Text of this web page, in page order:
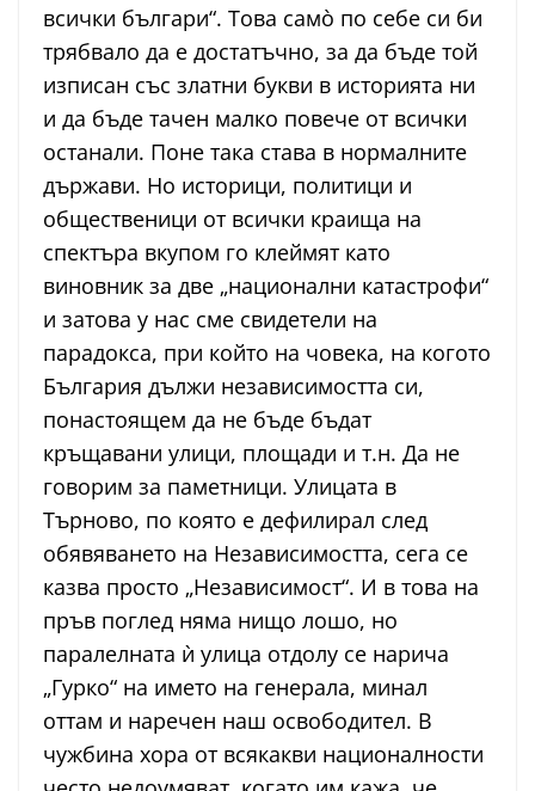
всички българи“. Това самò по себе си би
трябвало да е достатъчно, за да бъде той
изписан със златни букви в историята ни
и да бъде тачен малко повече от всички
останали. Поне така става в нормалните
държави. Но историци, политици и
общественици от всички краища на
спектъра вкупом го клеймят като
виновник за две „национални катастрофи“
и затова у нас сме свидетели на
парадокса, при който на човека, на когото
България дължи независимостта си,
понастоящем да не бъде бъдат
кръщавани улици, площади и т.н. Да не
говорим за паметници. Улицата в
Търново, по която е дефилирал след
обявяването на Независимостта, сега се
казва просто „Независимост“. И в това на
пръв поглед няма нищо лошо, но
паралелната ѝ улица отдолу се нарича
„Гурко“ на името на генерала, минал
оттам и наречен наш освободител. В
чужбина хора от всякакви националности